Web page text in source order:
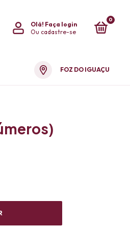
Olá! Faça login
Ou cadastre-se
0
FOZ DO IGUAÇU